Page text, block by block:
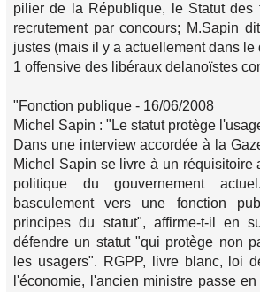
pilier de la République, le Statut des
recrutement par concours; M.Sapin
justes (mais il y a actuellement dans le
1 offensive des libéraux delanoïstes
"Fonction publique - 16/06/2008
Michel Sapin : "Le statut protège
Dans une interview accordée à la
Michel Sapin se livre à un réquisitoire
politique du gouvernement
basculement vers une fonction
principes du statut", affirme-t-il en
défendre un statut "qui protège non
les usagers". RGPP, livre blanc, loi
l'économie, l'ancien ministre passe